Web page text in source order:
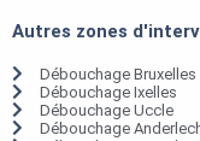
Autres zones
Débouchage Bruxelles
Débouchage Ixelles
Débouchage Uccle
Débouchage